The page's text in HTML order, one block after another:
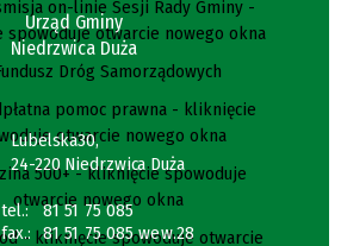
Urząd Gminy
Niedrzwica Duża
Lubelska30,
24-220 Niedrzwica Duża
tel.:
81 51 75 085
fax.:
81 51 75 085 wew.28